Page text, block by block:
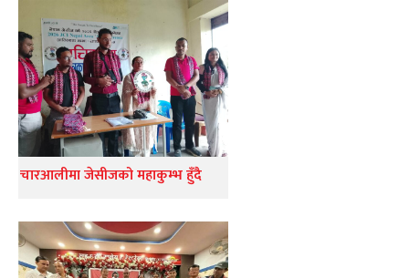
चारआलीमा जेसीजको महाकुम्भ हुँदै